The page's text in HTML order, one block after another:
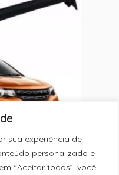
sua experiência de
personalizado e
“Aceitar todos”, você